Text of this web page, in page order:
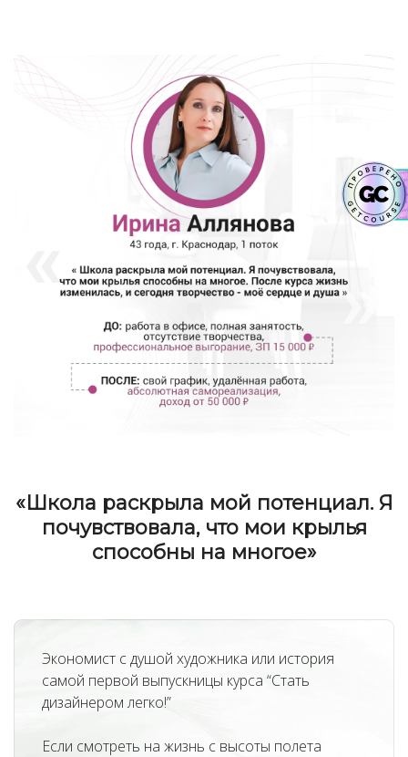
«Школа раскрыла мой потенциал. Я
почувствовала, что мои крылья
способны на многое»
Экономист с душой художника или история
самой первой выпускницы курса “Стать
дизайнером легко!”
Если смотреть на жизнь с высоты полета